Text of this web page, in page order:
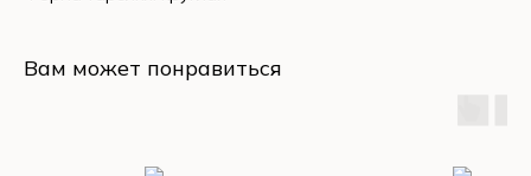
Вам может понравиться